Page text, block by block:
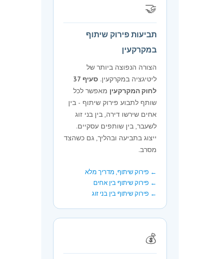
🤝
תביעות פירוק שיתוף
במקרקעין
הצורה הנפוצה ביותר של
ליטיגציה במקרקעין.
סעיף 37
לחוק המקרקעין מאפשר לכל
שותף לתבוע פירוק שיתוף - בין
אחים שירשו דירה, בין בני זוג
לשעבר, בין שותפים עסקיים.
ייצוג בתביעה ובהליך, גם כשהצד
מסרב.
← פירוק שיתוף, מדריך מלא
← פירוק שיתוף בין אחים
← פירוק שיתוף בין בני זוג
💰